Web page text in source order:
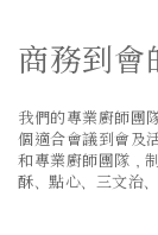
商務到會
我們的專業廚師團
個適合會議到會及
和專業廚師團隊，
酥、點心、三文治